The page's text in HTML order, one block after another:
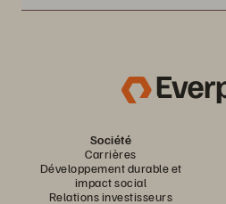
Société
Carrières
Développement durable et
impact social
Relations investisseurs